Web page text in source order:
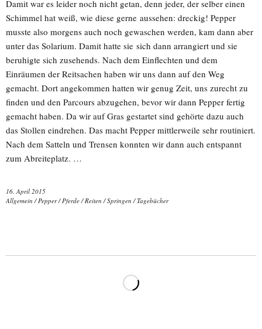
Damit war es leider noch nicht getan, denn jeder, der selber einen
Schimmel hat weiß, wie diese gerne aussehen: dreckig! Pepper
musste also morgens auch noch gewaschen werden, kam dann aber
unter das Solarium. Damit hatte sie sich dann arrangiert und sie
beruhigte sich zusehends. Nach dem Einflechten und dem
Einräumen der Reitsachen haben wir uns dann auf den Weg
gemacht. Dort angekommen hatten wir genug Zeit, uns zurecht zu
finden und den Parcours abzugehen, bevor wir dann Pepper fertig
gemacht haben. Da wir auf Gras gestartet sind gehörte dazu auch
das Stollen eindrehen. Das macht Pepper mittlerweile sehr routiniert.
Nach dem Satteln und Trensen konnten wir dann auch entspannt
zum Abreiteplatz. …
16. April 2015
Allgemein / Pepper/ Pferde /Reiten /Springen /Tagebücher